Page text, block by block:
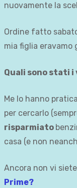
nuovamente la
Ordine fatto
mia figlia eravamo
Quali sono stati
Me lo hanno
per cercarlo
risparmiato
casa (e non
Ancora non vi
Prime?